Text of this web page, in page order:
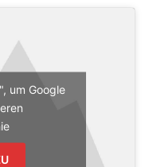
um Google